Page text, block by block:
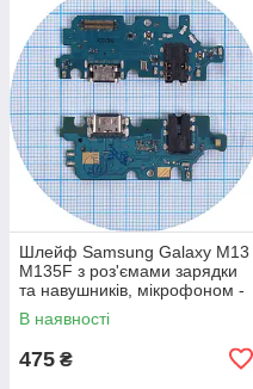
Шлейф Samsung Galaxy M13
M135F з роз'ємами зарядки
та навушників, мікрофоном -
нижня плата (оригінал 100%)
В наявності
475 ₴